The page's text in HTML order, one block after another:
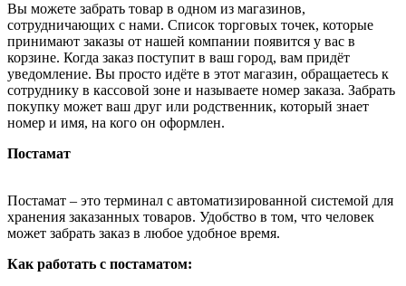
Вы можете забрать товар в одном из магазинов,
сотрудничающих с нами. Список торговых точек, которые
принимают заказы от нашей компании появится у вас в
корзине. Когда заказ поступит в ваш город, вам придёт
уведомление. Вы просто идёте в этот магазин, обращаетесь к
сотруднику в кассовой зоне и называете номер заказа. Забрать
покупку может ваш друг или родственник, который знает
номер и имя, на кого он оформлен.
Постамат
Постамат – это терминал с автоматизированной системой для
хранения заказанных товаров. Удобство в том, что человек
может забрать заказ в любое удобное время.
Как работать с постаматом: